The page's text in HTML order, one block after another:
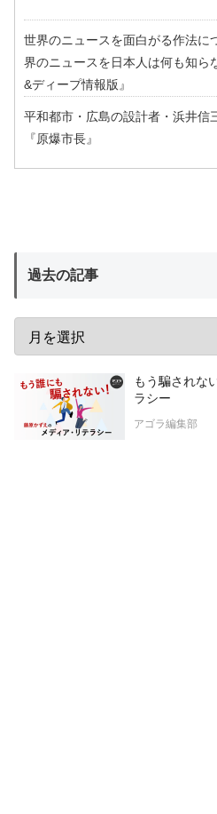
世界のニュースを面白がる作法に
界のニュースを日本人は何も知ら
&ディープ情報版』
平和都市・広島の設計者・浜井信
『原爆市長』
過去の記事
もう騙されな
ラシー
アゴラ編集部